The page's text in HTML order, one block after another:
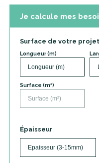
Je calcule mes
Surface de votre projet
Longueur (m)
Surface (m²)
Épaisseur